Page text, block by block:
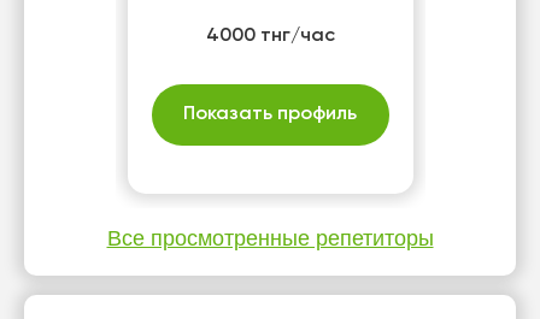
4000 тнг/час
Показать профиль
Все просмотренные репетиторы